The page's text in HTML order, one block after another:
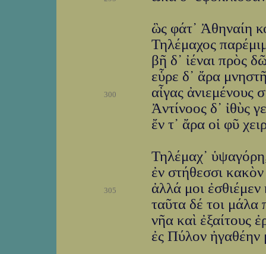
ὣς φάτ᾽ Ἀθηναίη
Τηλέμαχος
βῆ δ᾽ ἰέναι πρὸς
εὗρε δ᾽ ἄρα
300
αἶγας ἀνιεμένους
Ἀντίνοος δ᾽ ἰθὺς
ἔν τ᾽ ἄρα οἱ φῦ
Τηλέμαχ᾽
ἐν στήθεσσι
305
ἀλλά μοι
ταῦτα δέ τοι μάλα
νῆα καὶ ἐξαίτους
ἐς Πύλον ἠγαθέην